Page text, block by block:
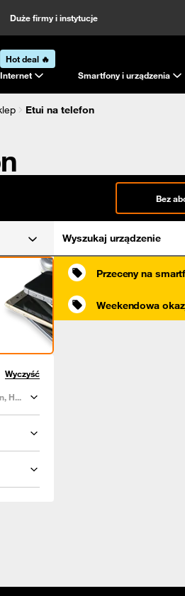
Duże firmy i instytucje
Hot deal 🔥
Internet
Smartfony i urządzenia
Etui na telefon
Bez
Wyszukaj urządzenie
Wyczyść
H...
Przeceny na
Weekendowa